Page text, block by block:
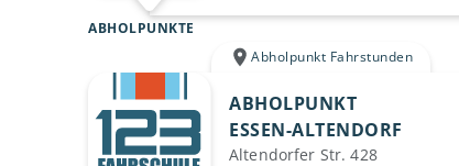
ABHOLPUNKTE
Abholpunkt Fahrstunden
ABHOLPUNKT
ESSEN-ALTENDORF
Altendorfer Str. 428